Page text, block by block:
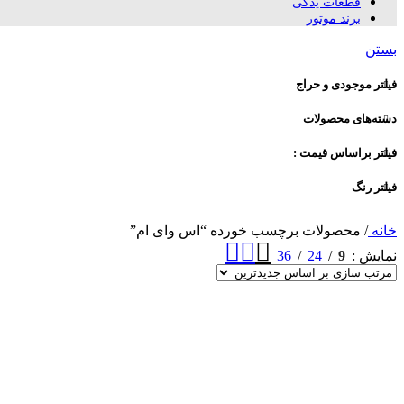
برند موتور
بستن
فیلتر موجودی و حراج
دسته‌های محصولات
فیلتر براساس قیمت :
فیلتر رنگ
خانه/ محصولات برچسب خورده “اس وای ام”
نمایش
9
24
36